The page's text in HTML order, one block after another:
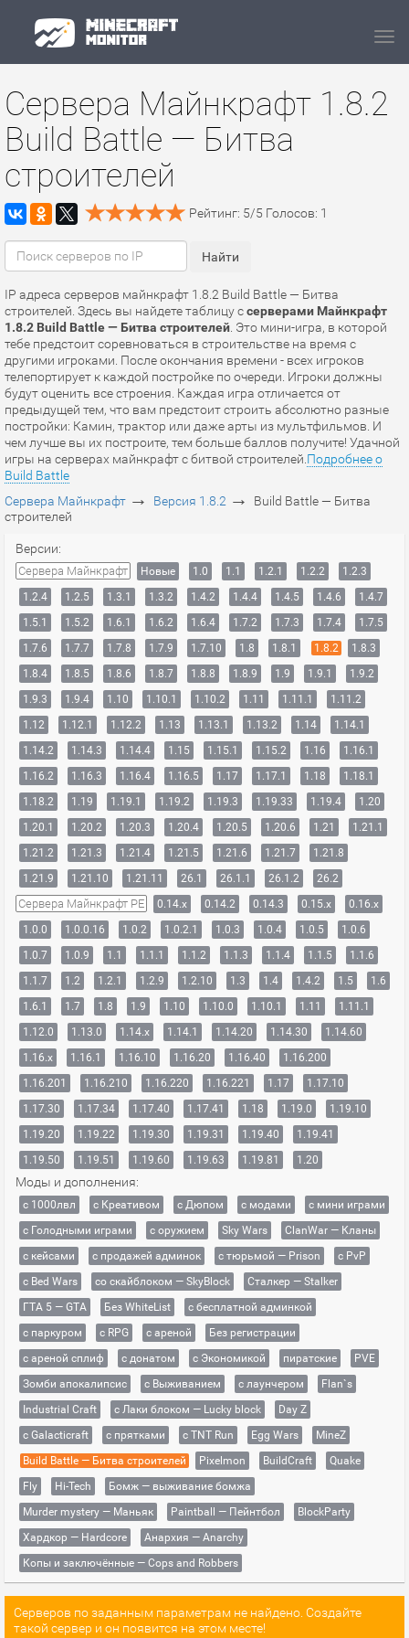
Сервера Майнкрафт 1.8.2
Build Battle — Битва
строителей
Рейтинг: 5/5 Голосов: 1
IP адреса серверов майнкрафт 1.8.2 Build Battle — Битва
строителей. Здесь вы найдете таблицу ссерверами Майнкрафт
1.8.2 Build Battle — Битва строителей . Это мини-игра, в которой
тебе предстоит соревноваться в строительстве на время с
другими игроками. После окончания времени - всех игроков
телепортирует к каждой постройке по очереди. Игроки должны
будут оценить все строения. Каждая игра отличается от
предыдущей тем, что вам предстоит строить абсолютно разные
постройки: Камин, трактор или даже арты из мультфильмов. И
чем лучше вы их построите, тем больше баллов получите! Удачной
игры на серверах майнкрафт с битвой строителей. Подробнее о
Build Battle
Сервера Майнкрафт → Версия 1.8.2 →
Build Battle — Битва
строителей
Версии:
Сервера Майнкрафт Новые 1.0 1.1 1.2.1 1.2.2
1.2.3
1.2.4
1.2.5 1.3.1 1.3.2 1.4.2 1.4.4 1.4.5 1.4.6
1.4.7
1.5.1
1.5.2 1.6.1 1.6.2 1.6.4 1.7.2 1.7.3 1.7.4
1.7.5
1.7.6
1.7.7 1.7.8 1.7.9 1.7.10 1.8 1.8.1 1.8.2
1.8.3
1.8.4
1.8.5 1.8.6 1.8.7 1.8.8 1.8.9 1.9 1.9.1
1.9.2
1.9.3
1.9.4 1.10 1.10.1 1.10.2 1.11 1.11.1
1.11.2
1.12
1.12.1 1.12.2 1.13 1.13.1 1.13.2 1.14
1.14.1
1.14.2
1.14.3 1.14.4 1.15 1.15.1 1.15.2 1.16
1.16.1
1.16.2
1.16.3 1.16.4 1.16.5 1.17 1.17.1 1.18
1.18.1
1.18.2
1.19 1.19.1 1.19.2 1.19.3 1.19.33 1.19.4
1.20
1.20.1
1.20.2 1.20.3 1.20.4 1.20.5 1.20.6 1.21
1.21.1
1.21.2
1.21.3 1.21.4 1.21.5 1.21.6 1.21.7
1.21.8
1.21.9
1.21.10 1.21.11 26.1 26.1.1 26.1.2 26.2
Сервера Майнкрафт PE 0.14.x 0.14.2 0.14.3 0.15.x
0.16.x
1.0.0
1.0.0.16 1.0.2 1.0.2.1 1.0.3 1.0.4 1.0.5
1.0.6
1.0.7
1.0.9 1.1 1.1.1 1.1.2 1.1.3 1.1.4 1.1.5
1.1.6
1.1.7
1.2 1.2.1 1.2.9 1.2.10 1.3 1.4 1.4.2 1.5
1.6
1.6.1
1.7 1.8 1.9 1.10 1.10.0 1.10.1 1.11
1.11.1
1.12.0
1.13.0 1.14.x 1.14.1 1.14.20 1.14.30
1.14.60
1.16.x
1.16.1 1.16.10 1.16.20 1.16.40
1.16.200
1.16.201
1.16.210 1.16.220 1.16.221 1.17
1.17.10
1.17.30
1.17.34 1.17.40 1.17.41 1.18 1.19.0
1.19.10
1.19.20
1.19.22 1.19.30 1.19.31 1.19.40
1.19.41
1.19.50
1.19.51 1.19.60 1.19.63 1.19.81 1.20
Моды и дополнения:
с 1000лвл c Креативом с Дюпом с модами
с мини играми
с Голодными играми
с оружием Sky Wars
ClanWar — Кланы
с кейсами
с продажей админок с тюрьмой — Prison
с PvP
с Bed Wars
со скайблоком — SkyBlock
Сталкер — Stalker
ГТА 5 — GTA
Без WhiteList
с бесплатной админкой
с паркуром
с RPG с ареной
Без регистрации
с ареной сплиф
с донатом с Экономикой пиратские
PVE
Зомби апокалипсис
с Выживанием с лаунчером
Flan`s
Industrial Craft
с Лаки блоком — Lucky block
Day Z
с Galacticraft
с прятками с TNT Run Egg Wars
MineZ
Build Battle — Битва строителей
Pixelmon BuildCraft
Quake
Fly
Hi-Tech
Бомж — выживание бомжа
Murder mystery — Маньяк
Paintball — Пейнтбол
BlockParty
Хардкор — Hardcore
Анархия — Anarchy
Копы и заключённые — Cops and Robbers
Серверов по заданным параметрам не найдено. Создайте
такой сервер и он появится на этом месте!